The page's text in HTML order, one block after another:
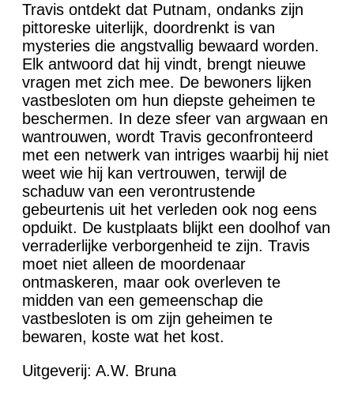
Travis ontdekt dat Putnam, ondanks zijn
pittoreske uiterlijk, doordrenkt is van
mysteries die angstvallig bewaard worden.
Elk antwoord dat hij vindt, brengt nieuwe
vragen met zich mee. De bewoners lijken
vastbesloten om hun diepste geheimen te
beschermen. In deze sfeer van argwaan en
wantrouwen, wordt Travis geconfronteerd
met een netwerk van intriges waarbij hij niet
weet wie hij kan vertrouwen, terwijl de
schaduw van een verontrustende
gebeurtenis uit het verleden ook nog eens
opduikt. De kustplaats blijkt een doolhof van
verraderlijke verborgenheid te zijn. Travis
moet niet alleen de moordenaar
ontmaskeren, maar ook overleven te
midden van een gemeenschap die
vastbesloten is om zijn geheimen te
bewaren, koste wat het kost.
Uitgeverij: A.W. Bruna